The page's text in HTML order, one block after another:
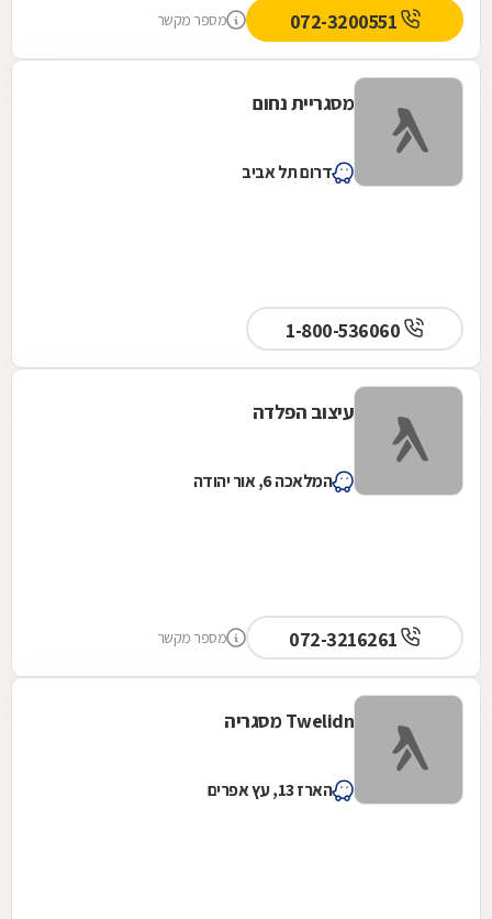
התעקשנו כי רצינו זול. ביום ההתקנה אבי שם לנו
גדר יותר יקרה כי זה היה בניגוד למה שהמליץ
ולקח מחיר נמוך לפי הגדר הוזלה. בעניין התשלום
על סמך מילה וגבה את הכסף מהקבלן, בנוסף
בקשר של חג שמח וכדומה מאחר שבאמת אדם
מספר מקשר
מסגריית נחום
דרום תל אביב
עיצוב הפלדה
המלאכה 6, אור יהודה
מספר מקשר
Twelidn מסגריה
הארז 13, עץ אפרים